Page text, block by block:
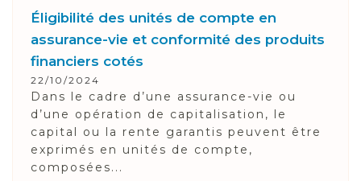
Éligibilité des unités de compte en
assurance-vie et conformité des produits
financiers cotés
22/10/2024
Dans le cadre d’une assurance-vie ou
d’une opération de capitalisation, le
capital ou la rente garantis peuvent être
exprimés en unités de compte,
composées...